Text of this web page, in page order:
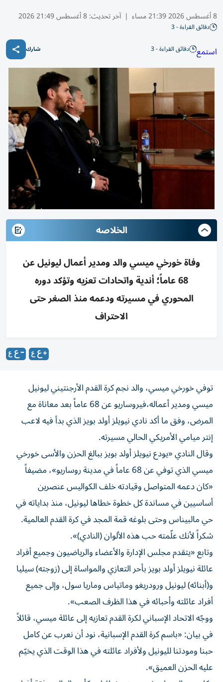
8 أغسطس 2026 21:39 مساء | آخر تحديث:8 أغسطس 21:49 2026
دقائق القراءة - 3
استمع دقائق القراءة - 3 شارك
الخلاصه
وفاة خورخي ميسي والد ومدير أعمال ليونيل عن
68 عاماً؛ أندية واتحادات تعزيه وتؤكد دوره
المحوري في مسيرته ودعمه منذ الصغر حتى
الاحتراف
توفي خورخي ميسي، والد نجم كرة القدم الأرجنتيني ليونيل
ميسي ومدير أعماله،فيروساريو عن 68 عاماً بعد معاناة مع
المرض، وفق ما أكد نادي نيويلز أولد بويز الذي بدأ فيه لاعب
إنتر ميامي الأمريكي الحالي مسيرته.
وقال النادي «يودع نيويلز أولد بويز ببالغ الحزن والأسى خورخي
ميسي الذي توفي عن 68 عاماً في مدينة روساريو»، مضيفاً
«كان دعمه المتواصل وقيادته خلف الكواليس عنصرين
أساسيين في مساندة كل خطوة خطاها ليونيل، منذ بداياته في
حي مالبيناس وحتى بلوغه قمة المجد في كرة القدم العالمية.
شكراً لأنك علّمته حب هذه الألوان (النادي)».
وتابع «يتقدم مجلس الإدارة والأعضاء والرياضيون وجميع أفراد
عائلة نيويلز أولد بويز بأحر التعازي والمواساة إلى (زوجته) سيليا
و(أبنائه) ليونيل ورودريغو وماتياس وماريا سول، وإلى جميع
أفراد عائلته وأحبائه في هذا الظرف الصعب».
ووجّه الاتحاد الإسباني لكرة القدم تعازيه إلى عائلة ميسي، قائلاً
في بيان: «باسم كرة القدم الإسبانية، نود أن نعرب عن كامل
حبنا ومودتنا لليونيل ولأفراد عائلته في هذا الوقت الذي يخيّم
عليه الحزن العميق».